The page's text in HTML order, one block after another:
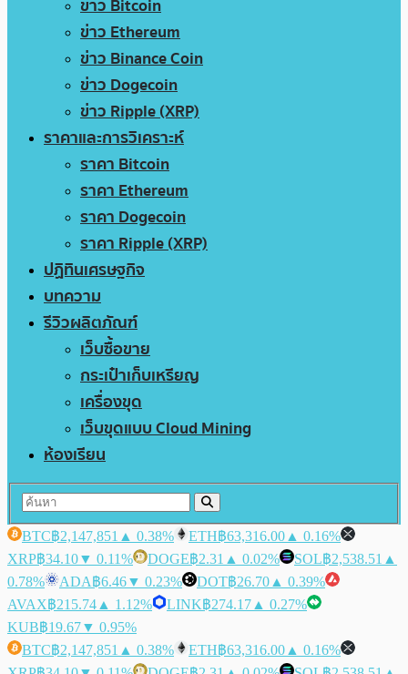
ข่าว Bitcoin
ข่าว Ethereum
ข่าว Binance Coin
ข่าว Dogecoin
ข่าว Ripple (XRP)
ราคาและการวิเคราะห์
ราคา Bitcoin
ราคา Ethereum
ราคา Dogecoin
ราคา Ripple (XRP)
ปฏิทินเศรษฐกิจ
บทความ
รีวิวผลิตภัณฑ์
เว็บซื้อขาย
กระเป๋าเก็บเหรียญ
เครื่องขุด
เว็บขุดแบบ Cloud Mining
ห้องเรียน
BTC฿2,147,851 ▲ 0.38% ETH฿63,316.00 ▲ 0.16%
XRP฿34.10▼ 0.11% DOGE฿2.31 ▲ 0.02% SOL฿2,538.51 ▲
0.78%
ADA฿6.46▼ 0.23% DOT฿26.70 ▲ 0.39%
AVAX฿215.74 ▲ 1.12% LINK฿274.17 ▲ 0.27%
KUB฿19.67▼ 0.95%
BTC฿2,147,851 ▲ 0.38% ETH฿63,316.00 ▲ 0.16%